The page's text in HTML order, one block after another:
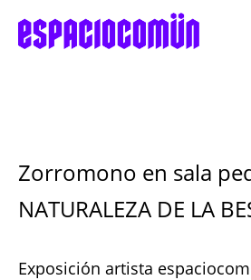
Zorromono en sala
NATURALEZA DE LA
Exposición artista